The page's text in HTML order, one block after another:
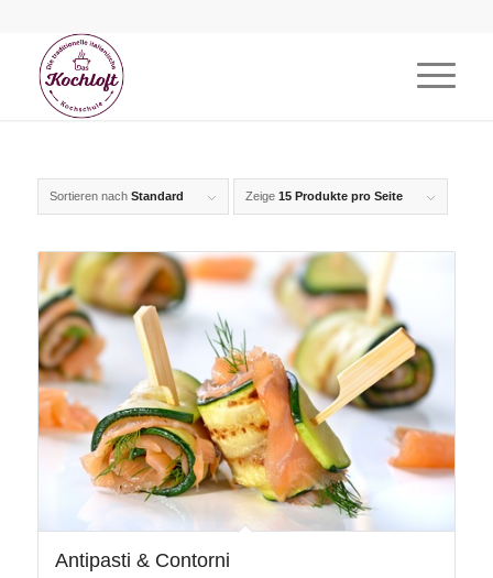
Sortieren nach Standard Zeige 15 Produkte pro Seite
Antipasti & Contorni